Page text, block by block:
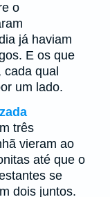
o
já haviam
E os que
qual
um lado.
três
vieram ao
até que o
se
dois juntos.